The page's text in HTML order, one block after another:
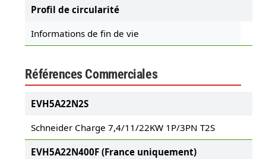
Profil de circularité
Informations de fin de vie
Références Commerciales
EVH5A22N2S
Schneider Charge 7,4/11/22KW 1P/3PN T2S
EVH5A22N400F (France uniquement)